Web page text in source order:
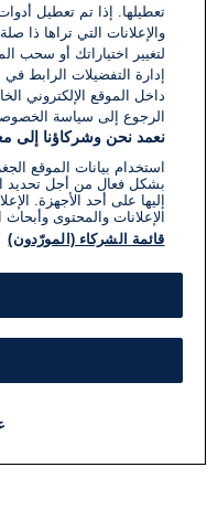
تعطيلها. إذا تم تعطيل
والإعلانات التي تراها ذا
لتغيير اختياراتك أو
إدارة التفضيلات الرابط
داخل الموقع الإلكتروني
الرجوع إلى سياسة
نعمد نحن وشركاؤنا إلى
استخدام بيانات الموقع
بشكل فعال من أجل تحديد
إليها على أحد الأجهزة.
الإعلانات والمحتوى
قائمة الشركاء (المورّدون)